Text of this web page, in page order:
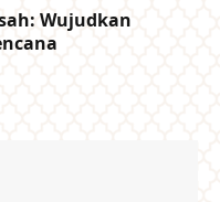
Wujudkan